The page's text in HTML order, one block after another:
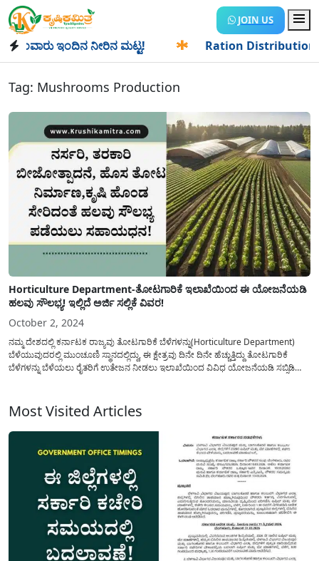
JOIN US
ಇಂದಿನ ನೀರಿನ ಮಟ್ಟ! Ration Distribution-
Tag: Mushrooms Production
Horticulture Department-ತೋಟಗಾರಿಕೆ ಇಲಾಖೆಯಿಂದ ಈ ಯೋಜನೆಯಡಿ
ಹಲವು ಸೌಲಭ್ಯ! ಇಲ್ಲಿದೆ ಅರ್ಜಿ ಸಲ್ಲಿಕೆ ವಿವರ!
October 2, 2024
ನಮ್ಮ ದೇಶದಲ್ಲಿ ಕರ್ನಾಟಕ ರಾಜ್ಯವು ತೋಟಗಾರಿಕೆ ಬೆಳೆಗಳನ್ನು(Horticulture Department)
ಬೆಳೆಯುವುದರಲ್ಲಿ ಮುಂಚೂಣಿ ಸ್ಥಾನದಲ್ಲಿದ್ದು, ಈ ಕ್ಷೇತ್ರವು ದಿನೇ ದಿನೇ ಹೆಚ್ಚುತ್ತಿದ್ದು ತೋಟಗಾರಿಕೆ
ಬೆಳೆಗಳನ್ನು ಬೆಳೆಯಲು ರೈತರಿಗೆ ಉತೇಜನ ನೀಡಲು ಇಲಾಖೆಯಿಂದ ವಿವಿಧ ಯೋಜನೆಯಡಿ ಸಬ್ಸಿಡಿ
Most Visited Articles